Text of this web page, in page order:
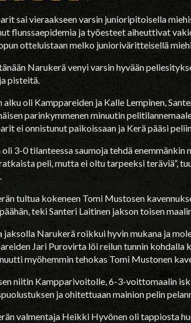
sai vieraakseen varsin junioripitoisella
flunssaepidemia ja työesteet aiheuttivat
otteluistaan melko junioriväritteisellä
Narukerä venyi varsin hyvään
pisteitä.
alku oli Kamppareiden ja Kalle Lempinen,
parinkymmenen minuutin
ei onnistunut paikoissaan ja Kerä pääsi
oli 3-0 tilanteessa saumoja tehdä
peli, mutta ei oltu tarpeeksi teräviä”,
tultua kokeneen Tomi Mustosen
teki Santeri Laitinen jakson toisen
jaksolla Narukerä roikkui hyvin mukana ja
Jari Purovirta löi reilun tunnin kohdalla
myöhemmin tehokas Tomi Mustonen
niitin Kampparivoitolle, 6-3-voittomaalin
ja ohitettuaan mainion pelin
valmentaja Heikki Hyvönen oli tappiosta